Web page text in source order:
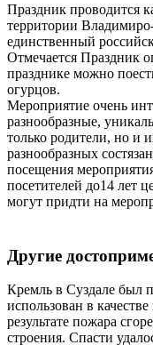
Праздник проводится
территории
единственный
Отмечается Праздник
празднике можно
огурцов.
Мероприятие очень
разнообразные,
только родители, но и
разнообразных
посещения
посетителей до14 лет
могут придти на
Другие
Кремль в Суздале был
использован в
результате пожара
строения. Спасти